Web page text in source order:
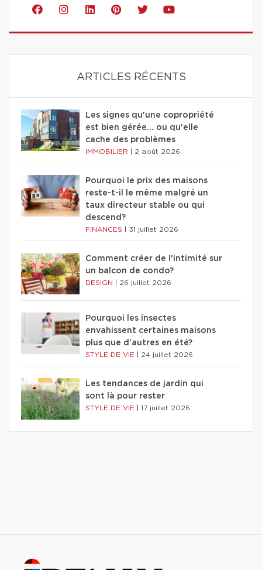
ARTICLES RÉCENTS
Les signes qu'une copropriété
est bien gérée… ou qu'elle
cache des problèmes
IMMOBILIER 2 août 2026
Pourquoi le prix des maisons
reste-t-il le même malgré un
taux directeur stable ou qui
descend?
FINANCES 31 juillet 2026
Comment créer de l'intimité sur
un balcon de condo?
DESIGN 26 juillet 2026
Pourquoi les insectes
envahissent certaines maisons
plus que d'autres en été?
STYLE DE VIE 24 juillet 2026
Les tendances de jardin qui
sont là pour rester
STYLE DE VIE 17 juillet 2026